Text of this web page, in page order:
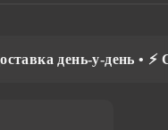
у-день • ⚡